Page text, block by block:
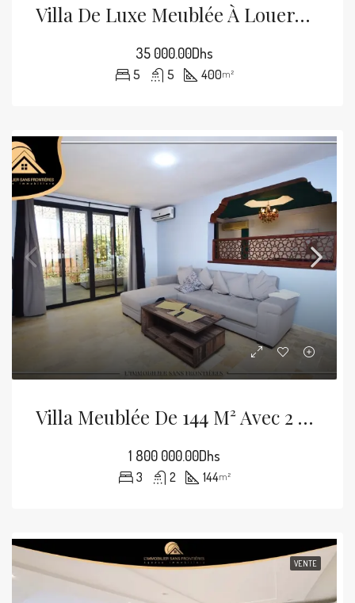
Villa De Luxe Meublée À Louer À Bab Ighli, Marrakech – 400 M²
35 000.00Dhs
5 5 400m²
Villa Meublée De 144 M² Avec 2 Jardins Privés À Vendre À Afaq
1 800 000.00Dhs
3 2 144m²
VENTE